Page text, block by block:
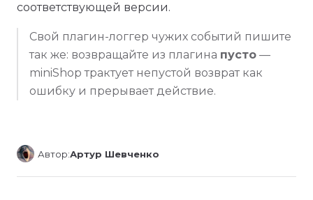
соответствующей версии.
Свой плагин-логгер чужих событий пишите
так же: возвращайте из плагина пусто —
miniShop трактует непустой возврат как
ошибку и прерывает действие.
Автор:Артур Шевченко